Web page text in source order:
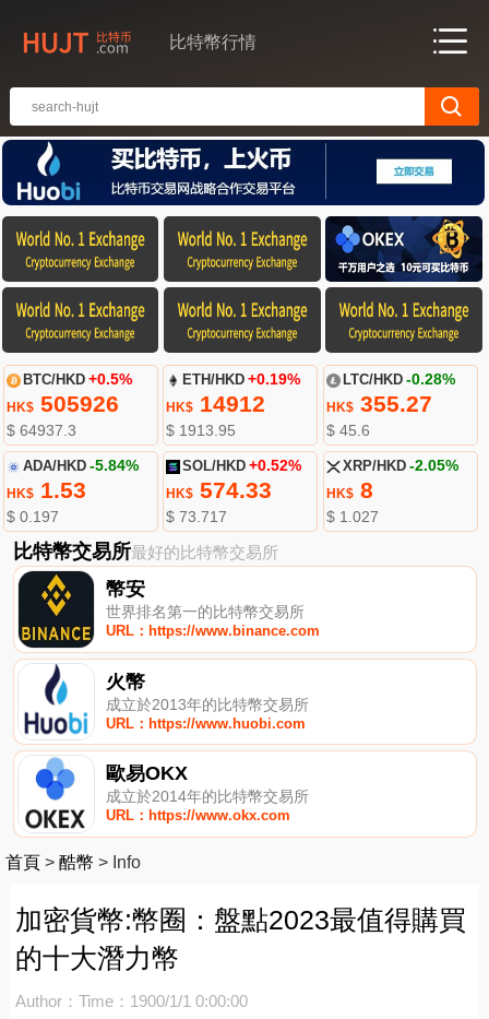
比特幣行情
BTC/HKD +0.5%
HK$505926
$ 64937.3
ETH/HKD +0.19%
HK$ 14912
$ 1913.95
LTC/HKD -0.28%
HK$355.27
$ 45.6
ADA/HKD -5.84%
HK$1.53
$ 0.197
SOL/HKD +0.52%
HK$ 574.33
$ 73.717
XRP/HKD -2.05%
HK$8
$ 1.027
比特幣交易所最好的比特幣交易所
幣安
世界排名第一的比特幣交易所
URL：https://www.binance.com
火幣
成立於2013年的比特幣交易所
URL：https://www.huobi.com
歐易OKX
成立於2014年的比特幣交易所
URL：https://www.okx.com
首頁 > 酷幣 > Info
加密貨幣:幣圈：盤點2023最值得購買
的十大潛力幣
Author： Time：1900/1/1 0:00:00